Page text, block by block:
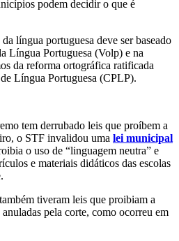
podem decidir o que é
língua portuguesa deve ser baseado
Língua Portuguesa (Volp) e na
da reforma ortográfica ratificada
Língua Portuguesa (CPLP).
tem derrubado leis que proíbem a
o STF invalidou uma lei municipal
o uso de “linguagem neutra” e
e materiais didáticos das escolas
tiveram leis que proibiam a
pela corte, como ocorreu em